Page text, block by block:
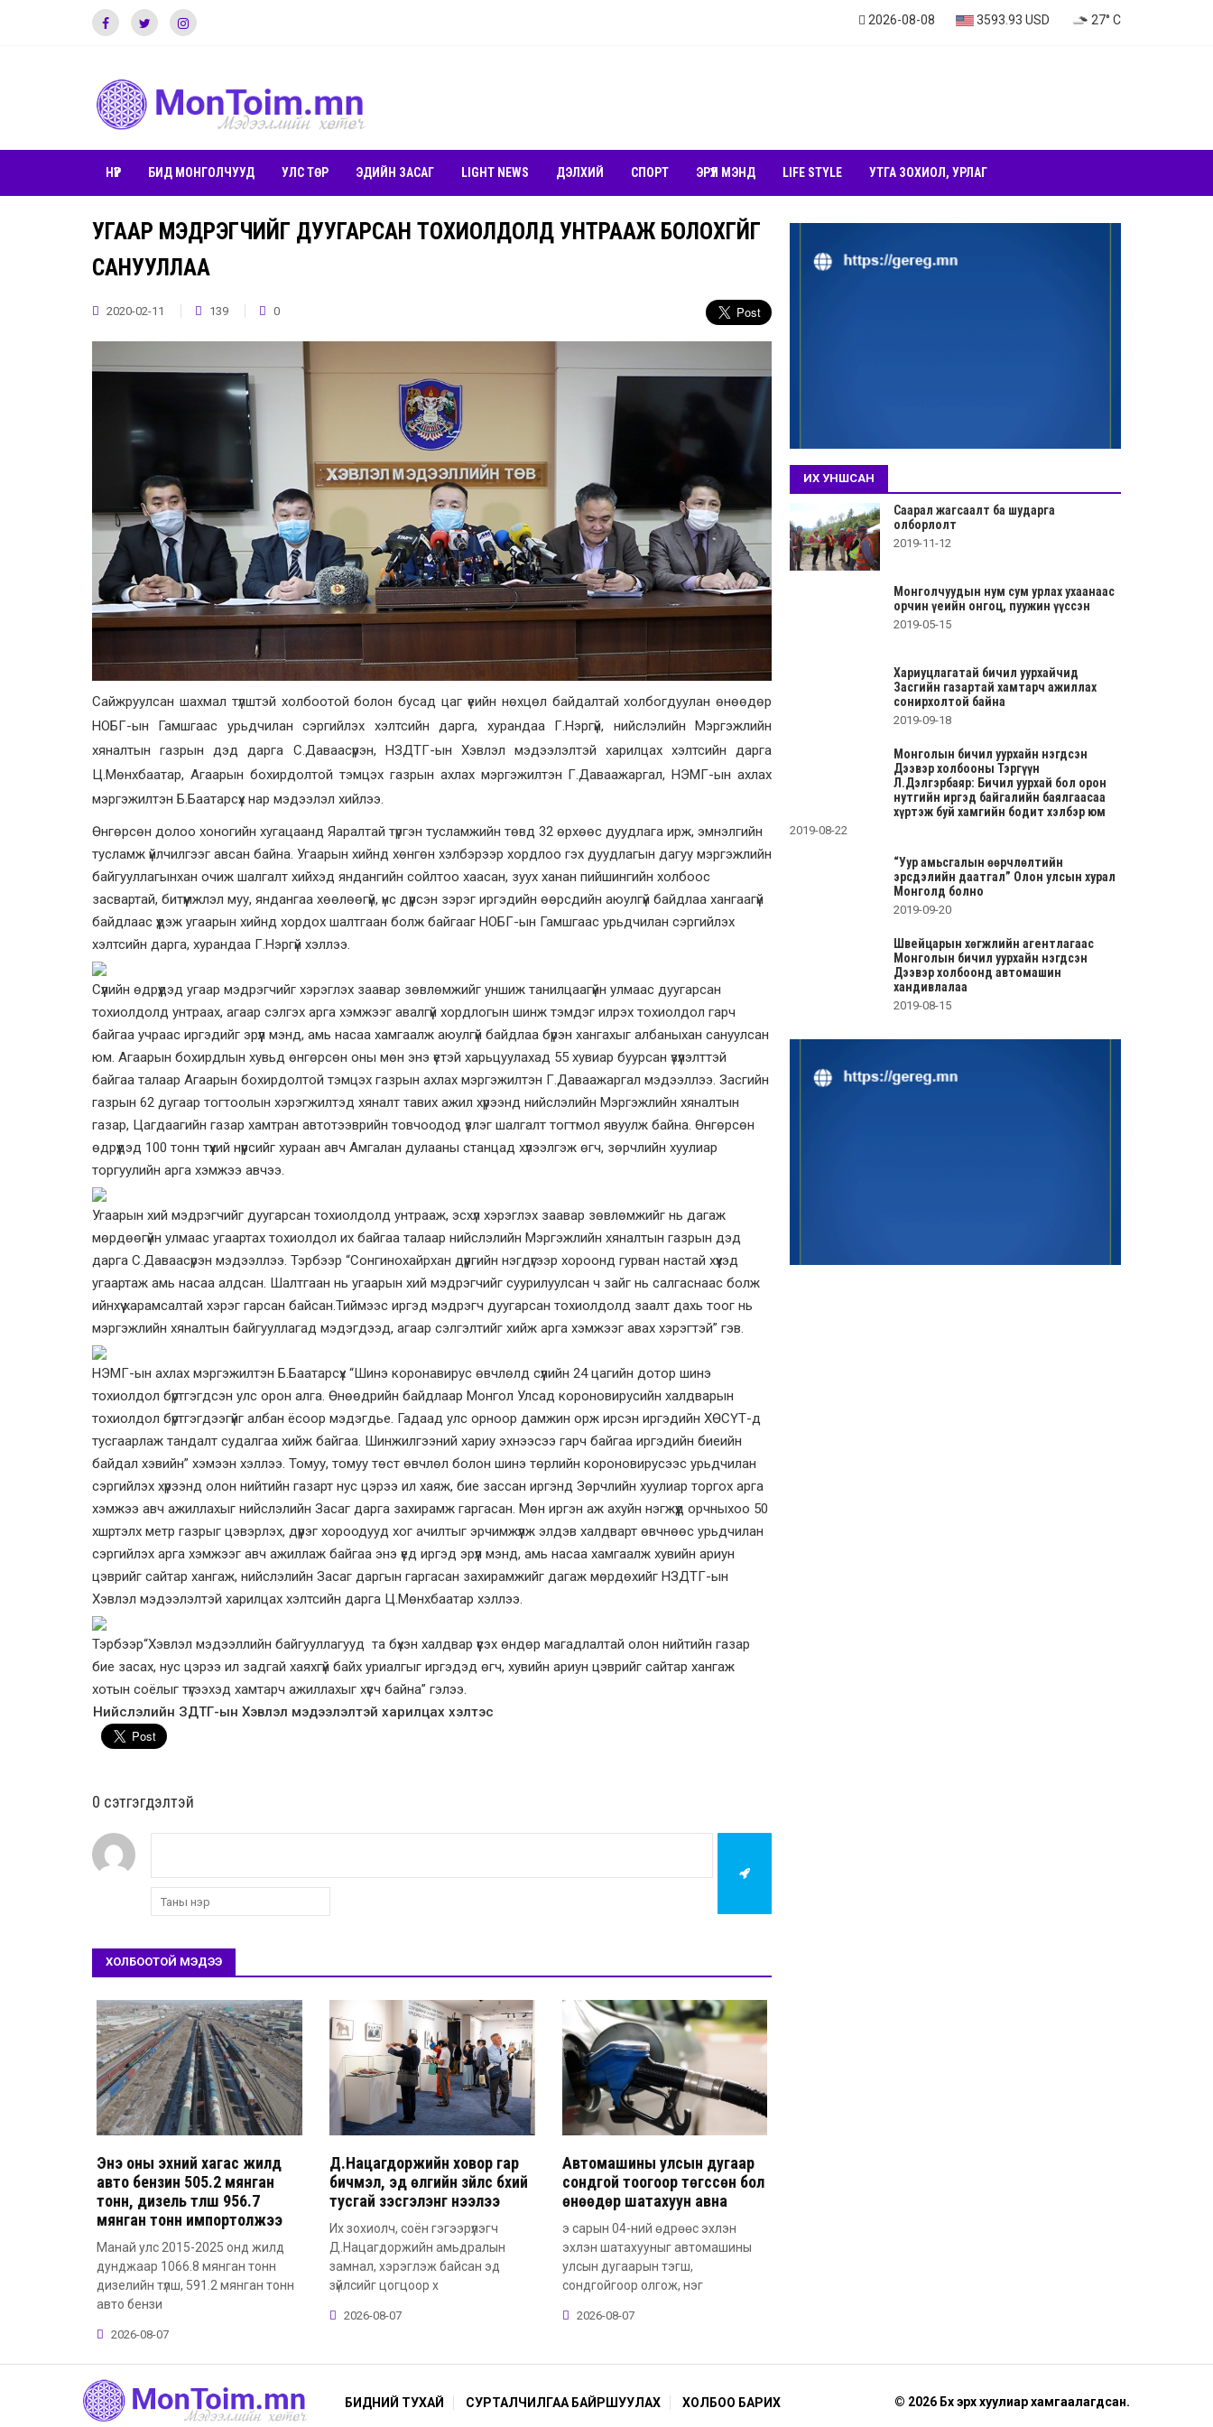
2026-08-08 3593.93 USD 27° C
НҮҮР БИД МОНГОЛЧУУД УЛС ТӨР ЭДИЙН ЗАСАГ LIGHT NEWS ДЭЛХИЙ СПОРТ ЭРҮҮЛ МЭНД LIFE STYLE УТГА ЗОХИОЛ, УРЛАГ
УГААР МЭДРЭГЧИЙГ ДУУГАРСАН ТОХИОЛДОЛД УНТРААЖ БОЛОХГҮЙГ
САНУУЛЛАА
2020-02-11 139 0
Сайжруулсан шахмал түлштэй холбоотой болон бусад цаг үеийн нөхцөл байдалтай холбогдуулан өнөөдөр
НОБГ-ын Гамшгаас урьдчилан сэргийлэх хэлтсийн дарга, хурандаа Г.Нэргүй, нийслэлийн Мэргэжлийн
хяналтын газрын дэд дарга С.Даваасүрэн, НЗДТГ-ын Хэвлэл мэдээлэлтэй харилцах хэлтсийн дарга
Ц.Мөнхбаатар, Агаарын бохирдолтой тэмцэх газрын ахлах мэргэжилтэн Г.Даваажаргал, НЭМГ-ын ахлах
мэргэжилтэн Б.Баатарсүх нар мэдээлэл хийлээ.
Өнгөрсөн долоо хоногийн хугацаанд Яаралтай түргэн тусламжийн төвд 32 өрхөөс дуудлага ирж, эмнэлгийн
тусламж үйлчилгээг авсан байна. Угаарын хийнд хөнгөн хэлбэрээр хордлоо гэх дуудлагын дагуу мэргэжлийн
байгууллагынхан очиж шалгалт хийхэд яндангийн сойлтоо хаасан, зуух ханан пийшингийн холбоос
засвартай, битүүмжлэл муу, яндангаа хөөлөөгүй, үнс дүүрсэн зэрэг иргэдийн өөрсдийн аюулгүй байдлаа хангаагүй
байдлаас үүдэж угаарын хийнд хордох шалтгаан болж байгааг НОБГ-ын Гамшгаас урьдчилан сэргийлэх
хэлтсийн дарга, хурандаа Г.Нэргүй хэллээ.
Сүүлийн өдрүүдэд угаар мэдрэгчийг хэрэглэх заавар зөвлөмжийг уншиж танилцаагүйн улмаас дуугарсан
тохиолдолд унтраах, агаар сэлгэх арга хэмжээг авалгүй хордлогын шинж тэмдэг илрэх тохиолдол гарч
байгаа учраас иргэдийг эрүүл мэнд, амь насаа хамгаалж аюулгүй байдлаа бүрэн хангахыг албаныхан сануулсан
юм. Агаарын бохирдлын хувьд өнгөрсөн оны мөн энэ үетэй харьцуулахад 55 хувиар буурсан үзүүлэлттэй
байгаа талаар Агаарын бохирдолтой тэмцэх газрын ахлах мэргэжилтэн Г.Даваажаргал мэдээллээ. Засгийн
газрын 62 дугаар тогтоолын хэрэгжилтэд хяналт тавих ажил хүрээнд нийслэлийн Мэргэжлийн хяналтын
газар, Цагдаагийн газар хамтран автотээврийн товчоодод үзлэг шалгалт тогтмол явуулж байна. Өнгөрсөн
өдрүүдэд 100 тонн түүхий нүүрсийг хураан авч Амгалан дулааны станцад хүлээлгэж өгч, зөрчлийн хуулиар
торгуулийн арга хэмжээ авчээ.
Угаарын хий мэдрэгчийг дуугарсан тохиолдолд унтрааж, эсхүл хэрэглэх заавар зөвлөмжийг нь дагаж
мөрдөөгүйн улмаас угаартах тохиолдол их байгаа талаар нийслэлийн Мэргэжлийн хяналтын газрын дэд
дарга С.Даваасүрэн мэдээллээ. Тэрбээр “Сонгинохайрхан дүүргийн нэгдүгээр хороонд гурван настай хүүхэд
угаартаж амь насаа алдсан. Шалтгаан нь угаарын хий мэдрэгчийг суурилуулсан ч зайг нь салгаснаас болж
ийнхүү харамсалтай хэрэг гарсан байсан.Тиймээс иргэд мэдрэгч дуугарсан тохиолдолд заалт дахь тоог нь
мэргэжлийн хяналтын байгууллагад мэдэгдээд, агаар сэлгэлтийг хийж арга хэмжээг авах хэрэгтэй” гэв.
НЭМГ-ын ахлах мэргэжилтэн Б.Баатарсүх “Шинэ коронавирус өвчлөлд сүүлийн 24 цагийн дотор шинэ
тохиолдол бүртгэгдсэн улс орон алга. Өнөөдрийн байдлаар Монгол Улсад короновирусийн халдварын
тохиолдол бүртгэгдээгүйг албан ёсоор мэдэгдье. Гадаад улс орноор дамжин орж ирсэн иргэдийн ХӨСҮТ-д
тусгаарлаж тандалт судалгаа хийж байгаа. Шинжилгээний хариу эхнээсээ гарч байгаа иргэдийн биеийн
байдал хэвийн” хэмээн хэллээ. Томуу, томуу төст өвчлөл болон шинэ төрлийн короновирусээс урьдчилан
сэргийлэх хүрээнд олон нийтийн газарт нус цэрээ ил хаяж, бие зассан иргэнд Зөрчлийн хуулиар торгох арга
хэмжээ авч ажиллахыг нийслэлийн Засаг дарга захирамж гаргасан. Мөн иргэн аж ахуйн нэгжүүд орчныхоо 50
хшртэлх метр газрыг цэвэрлэх, дүүрэг хороодууд хог ачилтыг эрчимжүүлж элдэв халдварт өвчнөөс урьдчилан
сэргийлэх арга хэмжээг авч ажиллаж байгаа энэ үед иргэд эрүүл мэнд, амь насаа хамгаалж хувийн ариун
цэврийг сайтар хангаж, нийслэлийн Засаг даргын гаргасан захирамжийг дагаж мөрдөхийг НЗДТГ-ын
Хэвлэл мэдээлэлтэй харилцах хэлтсийн дарга Ц.Мөнхбаатар хэллээ.
Тэрбээр“Хэвлэл мэдээллийн байгууллагууд та бүхэн халдвар үүсэх өндөр магадлалтай олон нийтийн газар
бие засах, нус цэрээ ил задгай хаяхгүй байх уриалгыг иргэдэд өгч, хувийн ариун цэврийг сайтар хангаж
хотын соёлыг түгээхэд хамтарч ажиллахыг хүсч байна” гэлээ.
Нийслэлийн ЗДТГ-ын Хэвлэл мэдээлэлтэй харилцах хэлтэс
0 cэтгэгдэлтэй
ХОЛБООТОЙ МЭДЭЭ
Энэ оны эхний хагас жилд
авто бензин 505.2 мянган
тонн, дизель түлш 956.7
мянган тонн импортолжээ
Манай улс 2015-2025 онд жилд
дунджаар 1066.8 мянган тонн
дизелийн түлш, 591.2 мянган тонн
авто бензи
2026-08-07
Д.Нацагдоржийн ховор гар
бичмэл, эд өлгийн зүйлс бүхий
тусгай үзэсгэлэнг нээлээ
Их зохиолч, соён гэгээрүүлэгч
Д.Нацагдоржийн амьдралын
замнал, хэрэглэж байсан эд
зүйлсийг цогцоор х
2026-08-07
Автомашины улсын дугаар
сондгой тоогоор төгссөн бол
өнөөдөр шатахуун авна
э сарын 04-ний өдрөөс эхлэн
эхлэн шатахууныг автомашины
улсын дугаарын тэгш,
сондгойгоор олгож, нэг
2026-08-07
ИХ УНШСАН
Саарал жагсаалт ба шударга
олборлолт
2019-11-12
Монголчуудын нум сум урлах ухаанаас
орчин үеийн онгоц, пуужин үүссэн
2019-05-15
Хариуцлагатай бичил уурхайчид
Засгийн газартай хамтарч ажиллах
сонирхолтой байна
2019-09-18
Монголын бичил уурхайн нэгдсэн
Дээвэр холбооны Тэргүүн
Л.Дэлгэрбаяр: Бичил уурхай бол орон
нутгийн иргэд байгалийн баялгаасаа
хүртэж буй хамгийн бодит хэлбэр юм
2019-08-22
“Уур амьсгалын өөрчлөлтийн
эрсдэлийн даатгал” Олон улсын хурал
Монголд болно
2019-09-20
Швейцарын хөгжлийн агентлагаас
Монголын бичил уурхайн нэгдсэн
Дээвэр холбоонд автомашин
хандивлалаа
2019-08-15
БИДНИЙ ТУХАЙ СУРТАЛЧИЛГАА БАЙРШУУЛАХ ХОЛБОО БАРИХ © 2026 Бүх эрх хуулиар хамгаалагдсан.